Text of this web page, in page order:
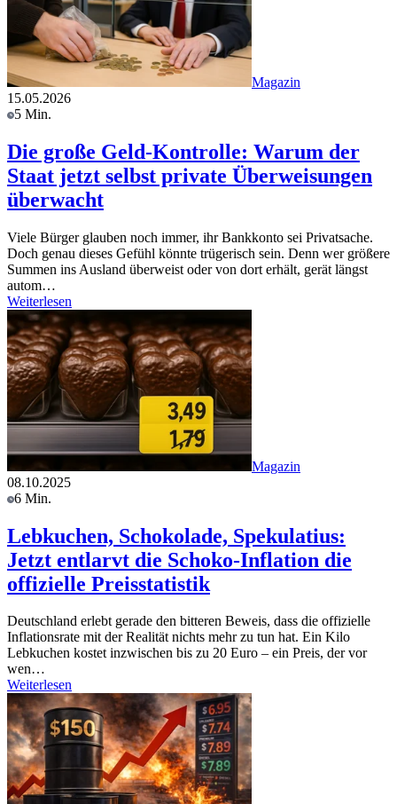
Magazin
15.05.2026
5 Min.
Die große Geld-Kontrolle: Warum der
Staat jetzt selbst private Überweisungen
überwacht
Viele Bürger glauben noch immer, ihr Bankkonto sei Privatsache.
Doch genau dieses Gefühl könnte trügerisch sein. Denn wer größere
Summen ins Ausland überweist oder von dort erhält, gerät längst
autom…
Weiterlesen
Magazin
08.10.2025
6 Min.
Lebkuchen, Schokolade, Spekulatius:
Jetzt entlarvt die Schoko-Inflation die
offizielle Preisstatistik
Deutschland erlebt gerade den bitteren Beweis, dass die offizielle
Inflationsrate mit der Realität nichts mehr zu tun hat. Ein Kilo
Lebkuchen kostet inzwischen bis zu 20 Euro – ein Preis, der vor
wen…
Weiterlesen